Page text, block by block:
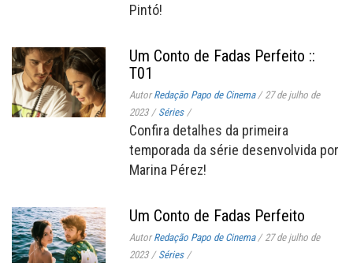
Pintó!
Um Conto de Fadas Perfeito ::
T01
AutorRedação Papo de Cinema / 27 de julho de
2023 / Séries /
Confira detalhes da primeira
temporada da série desenvolvida por
Marina Pérez!
Um Conto de Fadas Perfeito
AutorRedação Papo de Cinema / 27 de julho de
2023 / Séries /